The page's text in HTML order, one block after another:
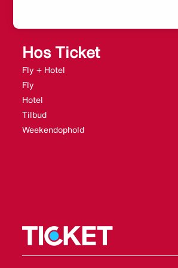
Hos Ticket
Fly + Hotel
Fly
Hotel
Tilbud
Weekendophold